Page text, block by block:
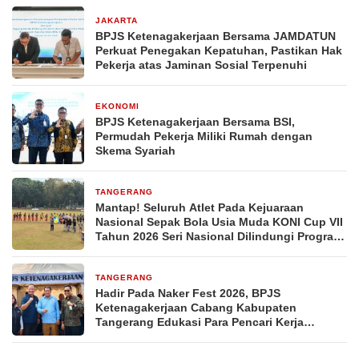
JAKARTA
BPJS Ketenagakerjaan Bersama JAMDATUN
Perkuat Penegakan Kepatuhan, Pastikan Hak
Pekerja atas Jaminan Sosial Terpenuhi
EKONOMI
BPJS Ketenagakerjaan Bersama BSI,
Permudah Pekerja Miliki Rumah dengan
Skema Syariah
TANGERANG
Mantap! Seluruh Atlet Pada Kejuaraan
Nasional Sepak Bola Usia Muda KONI Cup VII
Tahun 2026 Seri Nasional Dilindungi Program
TANGERANG
Hadir Pada Naker Fest 2026, BPJS
Ketenagakerjaan Cabang Kabupaten
Tangerang Edukasi Para Pencari Kerja